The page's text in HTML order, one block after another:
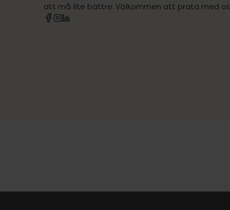
att må lite bättre. Välkommen att prata med